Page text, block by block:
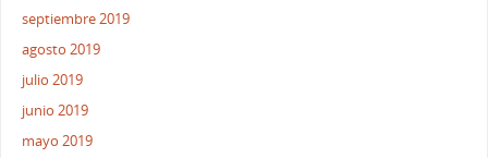
septiembre 2019
agosto 2019
julio 2019
junio 2019
mayo 2019